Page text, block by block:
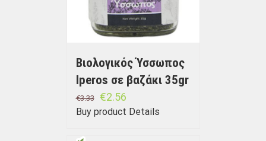
Βιολογικός Ύσσωπος
Iperos σε βαζάκι 35gr
€3.33 €2.56
Buy product Details